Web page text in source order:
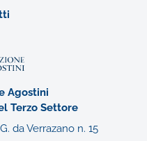
Agostini
Terzo Settore
da Verrazano n. 15